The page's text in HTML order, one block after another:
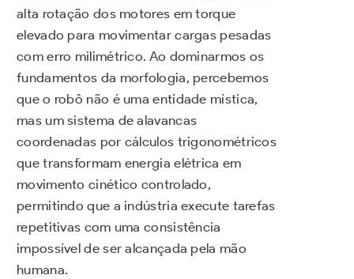
alta rotação dos motores em torque
elevado para movimentar cargas pesadas
com erro milimétrico. Ao dominarmos os
fundamentos da morfologia, percebemos
que o robô não é uma entidade mística,
mas um sistema de alavancas
coordenadas por cálculos trigonométricos
que transformam energia elétrica em
movimento cinético controlado,
permitindo que a indústria execute tarefas
repetitivas com uma consistência
impossível de ser alcançada pela mão
humana.